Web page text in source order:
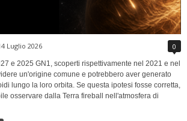
Luglio 2026 0
e 2025 GN1, scoperti rispettivamente nel 2021 e nel
un'origine comune e potrebbero aver generato
lungo la loro orbita. Se questa ipotesi fosse corretta,
osservare dalla Terra fireball nell'atmosfera di